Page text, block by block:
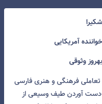
شکیرا
خواننده آمریکایی
بهروز وثوقی
فرهنگی و هنری فارسی
آوردن طیف وسیعی از